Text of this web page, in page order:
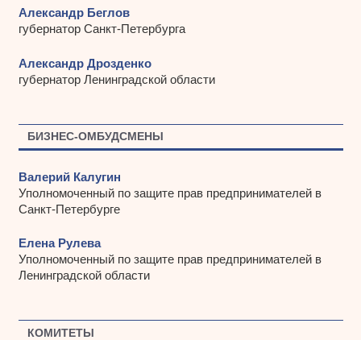
Александр Беглов
губернатор Санкт-Петербурга
Александр Дрозденко
губернатор Ленинградской области
БИЗНЕС-ОМБУДСМЕНЫ
Валерий Калугин
Уполномоченный по защите прав предпринимателей в
Санкт-Петербурге
Елена Рулева
Уполномоченный по защите прав предпринимателей в
Ленинградской области
КОМИТЕТЫ